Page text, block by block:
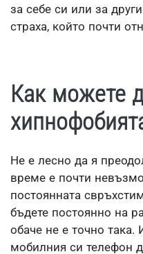
за себе си или за
страха, който почти
Как можете
Не е лесно да я
време е почти
постоянната
бъдете постоянно на
обаче не е точно така.
мобилния си телефон